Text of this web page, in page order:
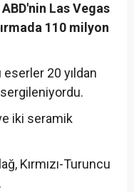
Las Vegas
110 milyon
20 yıldan
iki seramik
Kırmızı-Turuncu